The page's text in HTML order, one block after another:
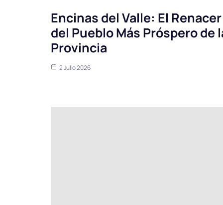
Encinas del Valle: El Renacer
del Pueblo Más Próspero de
Provincia
2 Julio 2026